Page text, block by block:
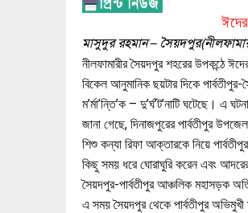
মাসুদুর রহমান –
নীলফামারীর সৈয়দপুর শহরের উপকন্ঠে
বিকেল আনুমানিক ছয়টার দিকে
ম’র্মা’ন্তি’ক – দু’র্ঘ’ট’নাটি ঘটেছে। এ
জানা গেছে, দিনাজপুরের পার্বতীপুর
শিশু কন্যা রিফা আক্তারকে নিয়ে
কিছু সময় ধরে ঘোরাঘুরি করেন এবং
সৈয়দপুর-পার্বতীপুর আঞ্চলিক মহাসড়ক
এ সময় সৈয়দপুর থেকে পার্বতীপুর